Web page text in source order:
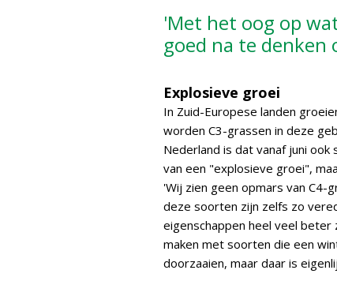
'Met het oog op
goed na te
Explosieve groei
In Zuid-Europese landen
worden C3-grassen in deze
Nederland is dat vanaf juni
van een "explosieve groei",
'Wij zien geen opmars van C4-
deze soorten zijn zelfs zo
eigenschappen heel veel
maken met soorten die een
doorzaaien, maar daar is